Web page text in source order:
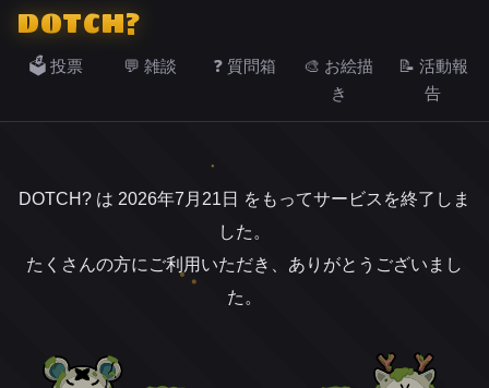
DOTCH?
🗳️ 投票 💬 雑談 ❓ 質問箱
🎨 お絵描
き
📝 活動報
告
DOTCH? は 2026年7月21日 をもってサービスを終了しま
した。
たくさんの方にご利用いただき、ありがとうございまし
た。